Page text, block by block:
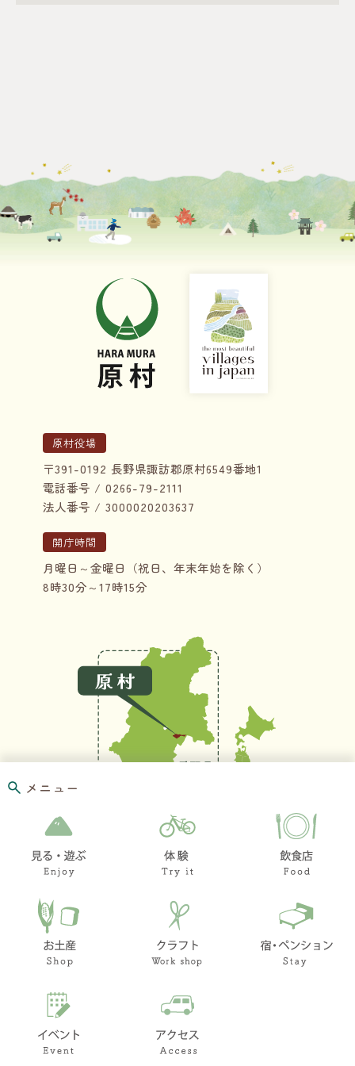
知りたい情報を検索
メニュー
原村役場
〒391-0192 長野県諏訪郡原村6549番地1
電話番号 / 0266-79-2111
法人番号 / 3000020203637
開庁時間
月曜日～金曜日（祝日、年末年始を除く）
8時30分～17時15分
お問い合わせ
このホームページ
著作権と免責事項に
ついて
プライバシーポリシ
© Village Hara